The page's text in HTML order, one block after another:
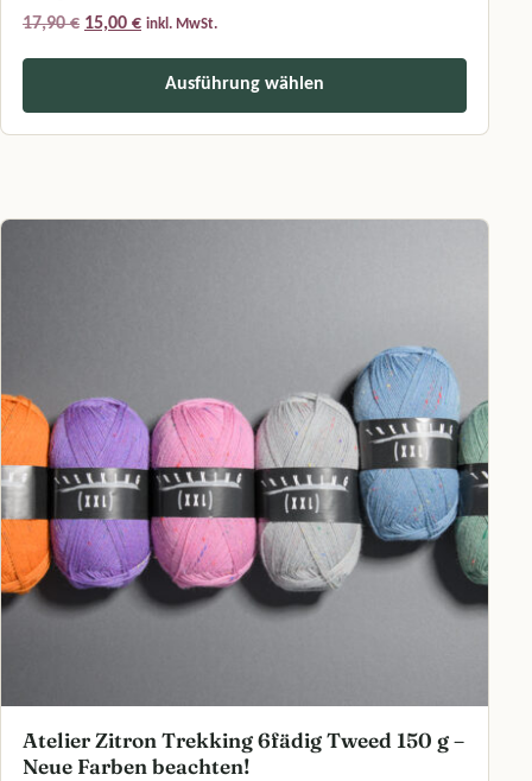
17,90€ Ursprünglicher Preis war: 17,90 €
15,00 €Aktueller Preis ist: 15,00 €.
inkl. MwSt.
Ausführung wählen
Atelier Zitron Trekking 6fädig Tweed 150 g –
Neue Farben beachten!